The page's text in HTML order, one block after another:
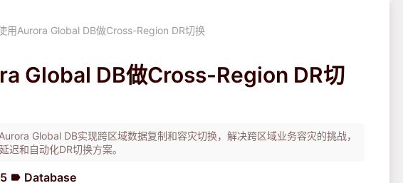
用Aurora Global DB做Cross-Region DR切换
Global DB做Cross-Region DR切
Global DB实现跨区域数据复制和容灾切换，解决跨区域业务容灾的挑战，
迟和自动化DR切换方案。
label Database